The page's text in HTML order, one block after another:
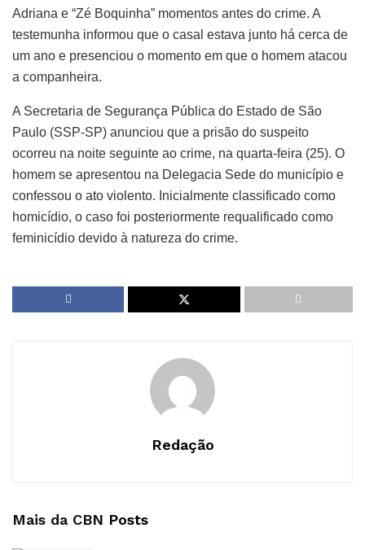
Adriana e “Zé Boquinha” momentos antes do crime. A
testemunha informou que o casal estava junto há cerca de
um ano e presenciou o momento em que o homem atacou
a companheira.
A Secretaria de Segurança Pública do Estado de São
Paulo (SSP-SP) anunciou que a prisão do suspeito
ocorreu na noite seguinte ao crime, na quarta-feira (25). O
homem se apresentou na Delegacia Sede do município e
confessou o ato violento. Inicialmente classificado como
homicídio, o caso foi posteriormente requalificado como
feminicídio devido à natureza do crime.
Redação
Mais da CBN Posts